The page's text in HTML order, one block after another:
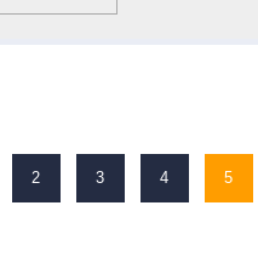
2 3 4 5